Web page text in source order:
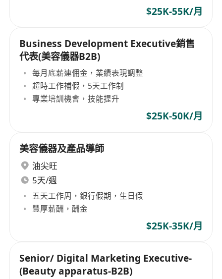
$25K-55K/月
Business Development Executive銷售
代表(美容儀器B2B)
每月底薪連佣金，業績表現調整
超時工作補假，5天工作制
專業培訓機會，技能提升
$25K-50K/月
美容儀器及產品導師
油尖旺
5天/週
五天工作周，銀行假期，生日假
豐厚薪酬，酬金
$25K-35K/月
Senior/ Digital Marketing Executive-
(Beauty apparatus-B2B)